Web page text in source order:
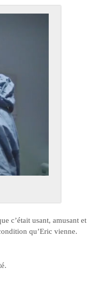
c’était usant, amusant et
qu’Eric vienne.